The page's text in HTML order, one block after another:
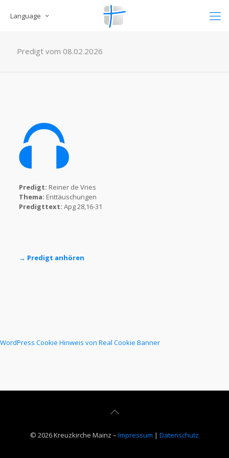
Language
Predigt vom 08.02.2026
Predigt: Reiner de Vries
Thema: Enttäuschungen
Predigttext: Apg 28,16-31
→ Predigt anhören
© 2026 Kreuzkirche Mainz – Impressum | Datenschutz
WordPress Cookie Hinweis von Real Cookie Banner